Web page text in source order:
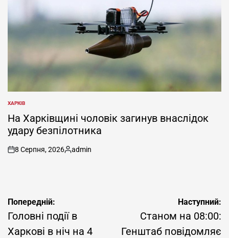
ОПУБЛІКУВАТИ
У
ХАРКІВ
На Харківщині чоловік загинув внаслідок
удару безпілотника
on
8 Серпня, 2026
Опубліковано
admin
Навігація
записів
Попередній:
Головні події в
Харкові в ніч на 4
Наступний:
Станом на 08:00:
Генштаб повідомляє